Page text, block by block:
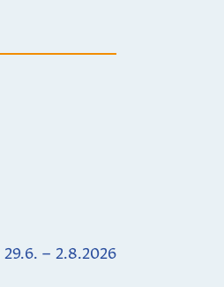
29.6. – 2.8.2026